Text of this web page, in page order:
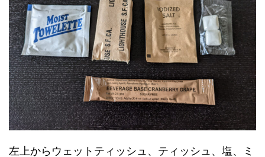
左上からウェットティッシュ、ティッシュ、塩、ミ